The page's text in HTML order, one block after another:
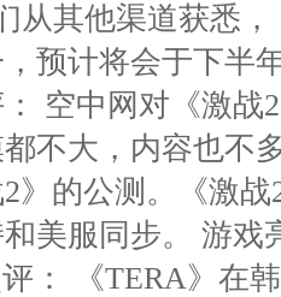
从其他渠道获悉
预计将会于下半
空中网对《激战
不大，内容也不
》的公测。《激
美服同步。 游戏
： 《TERA》在